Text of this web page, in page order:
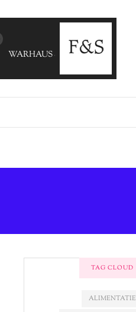
WARHAUS - Desire
TAG CLOUD
ALIMENTATIE